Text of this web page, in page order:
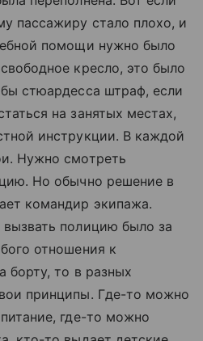
пассажиру стало плохо, и
помощи нужно было
кресло, это было
стюардесса штраф, если
на занятых местах,
инструкции. В каждой
Нужно смотреть
Но обычно решение в
командир экипажа.
полицию было за
отношения к
борту, то в разных
принципы. Где-то можно
где-то можно